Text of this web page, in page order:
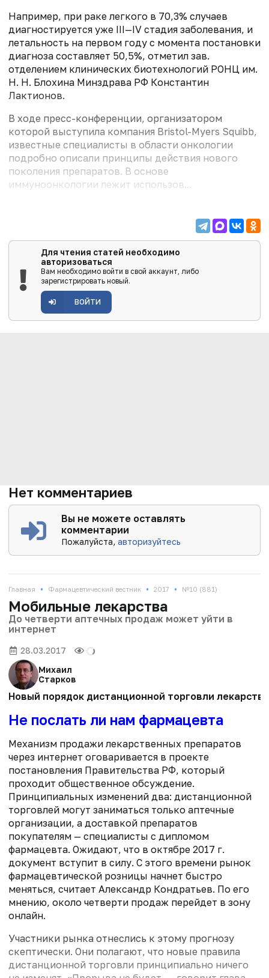
Например, при раке легкого в 70,3% случаев
диагностируется уже III—IV стадия заболевания, и
летальность на первом году с момента постановки
диагноза составляет 50,5%, отметил зав.
отделением клинических биотехнологий РОНЦ им.
Н. Н. Блохина Минздрава РФ Константин
Лактионов.
В ходе пресс-конференции, организатором
которой выступила компания Bristol-Myers Squibb,
известные специалисты в области онкологии
подробно описали принципы действия нового
поколения препаратов. В основе
иммуноонкологии лежит использов...
Для чтения статей необходимо
авторизоваться
Вам необходимо войти в свой аккаунт, либо
зарегистрировать новый.
ВОЙТИ
Нет комментариев
Вы не можете оставлять
комментарии
Пожалуйста,авторизуйтесь
Главная • Фармацевтический вестник • 2017 • №10 (881)
Мобильные лекарства
До четверти аптечных продаж может уйти в
интернет
28.03.2017
Михаил
Старков
Новый порядок дистанционной торговли
Не послать ли нам фармацевта
Механизм продажи лекарственных препаратов
через интернет оговаривается в проекте
постановления Правительства РФ, который
проходит общественное обсуждение.
Принципиальных изменений два: дистанционной
торговлей могут заниматься только аптечные
организации, а доставкой препаратов
покупателям — специалисты с дипломом
фармацевта. Ожидают, что в октябре 2017 г.
документ вступит в силу. С этого времени рынок
фармацевтической розницы начнет быстро
меняться, считает Александр Кондратьев. По его
мнению, около четверти продаж перейдет в зону
онлайн.
Участники рынка отнеслись к этому прогнозу
скептически. Они полагают, что новые правила
дистанционной торговли принципиально ничего